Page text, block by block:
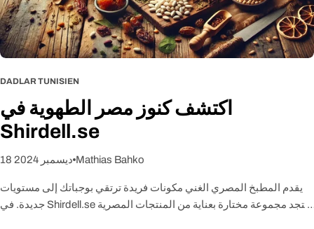
DADLAR TUNISIEN
اكتشف كنوز مصر الطهوية في
Shirdell.se
18 ديسمبر 2024 Mathias Bahko
يقدم المطبخ المصري الغني مكونات فريدة ترتقي بوجباتك إلى مستويات
جديدة. في Shirdell.se ستجد مجموعة مختارة بعناية من المنتجات المصرية